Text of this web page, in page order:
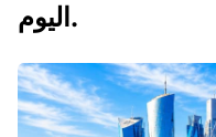
اليوم.